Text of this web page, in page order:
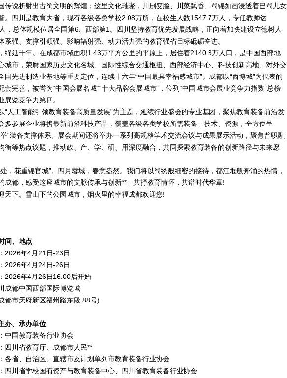
传说折射出古蜀文明的辉煌；这里文化璀璨，川剧变脸、川菜飘香、蜀锦如画浸透着巴蜀儿女
。四川是教育大省，现有各级各类学校2.08万所，在校生人数1547.7万人，专任教师达
，总体规模位居全国第6、西部第1。四川坚持教育优先发展战略，正向着加快建设立德树人
系强、支撑引领强、影响辐射强、动力活力强的教育强省目标砥砺奋进。
绵延千年。在成都市域面积1.43万平方公里的平原上，居住着2140.3万人口，是中国西部地
城市，荣膺国家历史文化名城、国际性综合交通枢纽、西部经济中心、科技创新高地、对外交
国先进制造业基地等重要定位，连续十六年“中国最具幸福感城市”。成都以“西博城”为代表的
套完善，被誉为“中国会展名城““十大品牌会展城市”，位列“中国城市会展业竞争力指数”总榜
展览竞争力第四。
“人工智能引领教育装备高质量发展”为主题，延续行业盛会的专业基因，聚焦教育装备前沿发
多参展企业将携最新前沿科技产品，覆盖各级各类学校所需装备、技术、资源，全方位呈
“装备支撑体系。展会期间还将举办一系列高规格学术交流会议与成果展示活动，聚焦普职融
衡等热点议题，推动政、产、学、研、用深度融合，共同探索教育装备的创新路径与未来愿
，花重锦官城”。四月蓉城，春意盎然。我们将以蜀绣般细密的接待，都江堰般奔涌的热情，
成都，感受这座城市的文脉传承与创新**，共抒教育情怀，共谱时代华章!
天下。雪山下的公园城市，烟火里的幸福成都欢迎您!
间、地点
2026年4月21日-23日
2026年4月24日-26日
2026年4月26日16:00后开始
成都中国西部国际博览城
都市天府新区福州路东段 88号)
办、承办单位
中国教育装备行业协会
四川省教育厅、成都市人民**
各省、自治区、直辖市及计划单列市教育装备行业协会
四川省学校国有资产与教育装备中心、四川省教育装备行业协会